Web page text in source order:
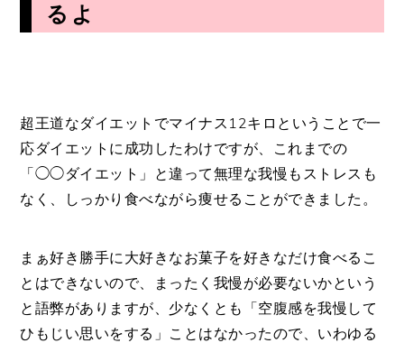
るよ
超王道なダイエットでマイナス12キロということで一
応ダイエットに成功したわけですが、これまでの
「◯◯ダイエット」と違って無理な我慢もストレスも
なく、しっかり食べながら痩せることができました。
まぁ好き勝手に大好きなお菓子を好きなだけ食べるこ
とはできないので、まったく我慢が必要ないかという
と語弊がありますが、少なくとも「空腹感を我慢して
ひもじい思いをする」ことはなかったので、いわゆる